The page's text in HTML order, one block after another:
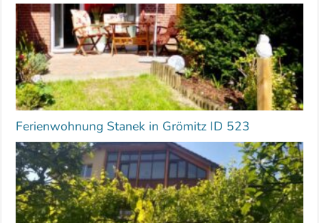
Ferienwohnung Stanek in Grömitz ID 523